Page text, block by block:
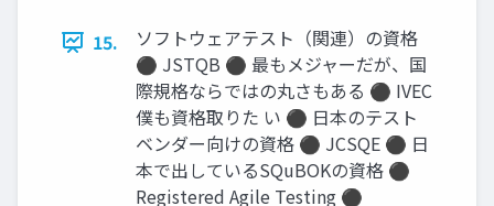
15.
ソフトウェアテスト（関連）の資格
⚫ JSTQB ⚫ 最もメジャーだが、国
際規格ならではの丸さもある ⚫ IVEC
僕も資格取りた い ⚫ 日本のテスト
ベンダー向けの資格 ⚫ JCSQE ⚫ 日
本で出しているSQuBOKの資格 ⚫
Registered Agile Testing ⚫